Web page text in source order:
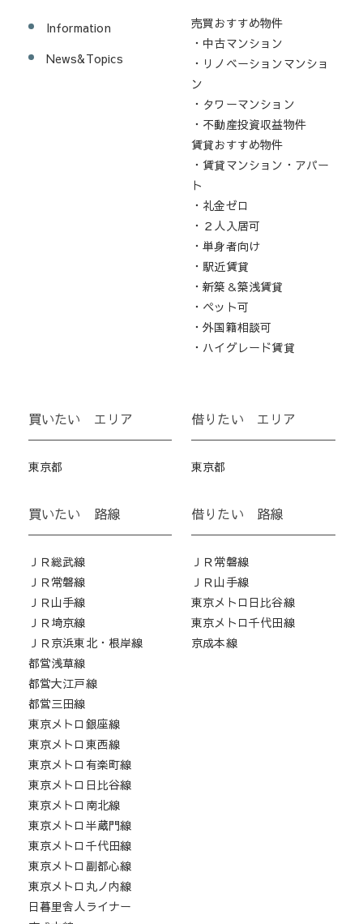
Information
News&Topics
売買おすすめ物件
・中古マンション
・リノベーションマンショ
ン
・タワーマンション
・不動産投資収益物件
賃貸おすすめ物件
・賃貸マンション・アパー
ト
・礼金ゼロ
・２人入居可
・単身者向け
・駅近賃貸
・新築＆築浅賃貸
・ペット可
・外国籍相談可
・ハイグレード賃貸
買いたい エリア
東京都
買いたい 路線
ＪＲ総武線
ＪＲ常磐線
ＪＲ山手線
ＪＲ埼京線
ＪＲ京浜東北・根岸線
都営浅草線
都営大江戸線
都営三田線
東京メトロ銀座線
東京メトロ東西線
東京メトロ有楽町線
東京メトロ日比谷線
東京メトロ南北線
東京メトロ半蔵門線
東京メトロ千代田線
東京メトロ副都心線
東京メトロ丸ノ内線
日暮里舎人ライナー
借りたい エリア
東京都
借りたい 路線
ＪＲ常磐線
ＪＲ山手線
東京メトロ日比谷線
東京メトロ千代田線
京成本線